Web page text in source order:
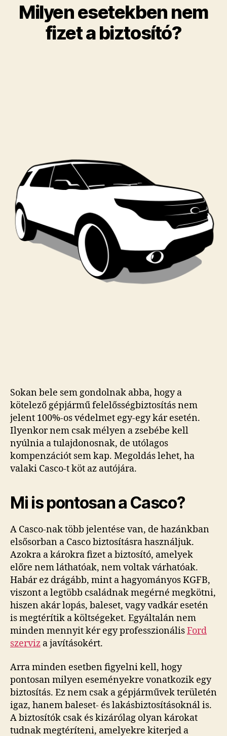
Milyen esetekben nem
fizet a biztosító?
Sokan bele sem gondolnak abba, hogy a
kötelező gépjármű felelősségbiztosítás nem
jelent 100%-os védelmet egy-egy kár esetén.
Ilyenkor nem csak mélyen a zsebébe kell
nyúlnia a tulajdonosnak, de utólagos
kompenzációt sem kap. Megoldás lehet, ha
valaki Casco-t köt az autójára.
Mi is pontosan a Casco?
A Casco-nak több jelentése van, de hazánkban
elsősorban a Casco biztosításra használjuk.
Azokra a károkra fizet a biztosító, amelyek
előre nem láthatóak, nem voltak várhatóak.
Habár ez drágább, mint a hagyományos KGFB,
viszont a legtöbb családnak megérné megkötni,
hiszen akár lopás, baleset, vagy vadkár esetén
is megtérítik a költségeket. Egyáltalán nem
minden mennyit kér egy professzionálisFord
szerviz a javításokért.
Arra minden esetben figyelni kell, hogy
pontosan milyen eseményekre vonatkozik egy
biztosítás. Ez nem csak a gépjárművek területén
igaz, hanem baleset- és lakásbiztosításoknál is.
A biztosítók csak és kizárólag olyan károkat
tudnak megtéríteni, amelyekre kiterjed a